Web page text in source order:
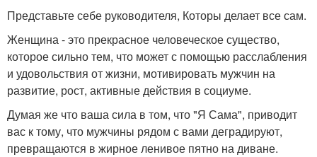
Представьте себе руководителя, Которы делает все сам.
Женщина - это прекрасное человеческое существо,
которое сильно тем, что может с помощью расслабления
и удовольствия от жизни, мотивировать мужчин на
развитие, рост, активные действия в социуме.
Думая же что ваша сила в том, что "Я Сама", приводит
вас к тому, что мужчины рядом с вами деградируют,
превращаются в жирное ленивое пятно на диване.